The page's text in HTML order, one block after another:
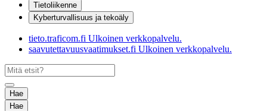
Tietoliikenne
Kyberturvallisuus ja tekoäly
tieto.traficom.fi Ulkoinen verkkopalvelu.
saavutettavuusvaatimukset.fi Ulkoinen verkkopalvelu.
Hae
Hae